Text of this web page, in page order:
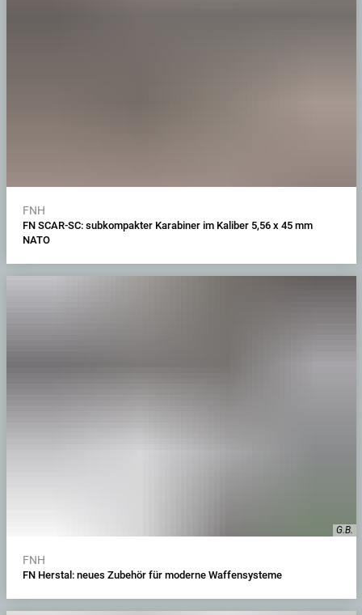
FNH
FN SCAR-SC: subkompakter Karabiner im Kaliber 5,56 x 45 mm
NATO
G.B.
FNH
FN Herstal: neues Zubehör für moderne Waffensysteme